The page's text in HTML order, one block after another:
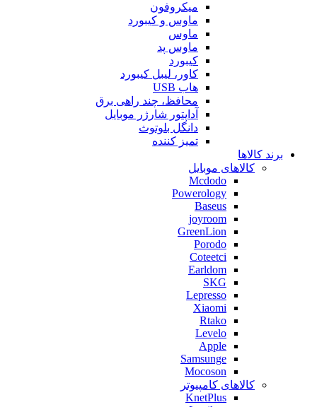
میکروفون
ماوس و کیبورد
ماوس
ماوس پد
کیبورد
کاور، لیبل کیبورد
هاب USB
محافظ، چند راهی برق
آداپتور شارژر موبایل
دانگل بلوتوث
تمیز کننده
برند کالاها
کالاهای موبایل
Mcdodo
Powerology
Baseus
joyroom
GreenLion
Porodo
Coteetci
Earldom
SKG
Lepresso
Xiaomi
Rtako
Levelo
Apple
Samsunge
Mocoson
کالاهای کامپیوتر
KnetPlus